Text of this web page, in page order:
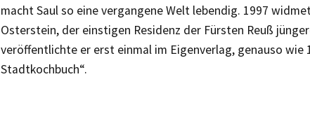
macht Saul so eine vergangene Welt lebendig. 1997
Osterstein, der einstigen Residenz der Fürsten Reuß
veröffentlichte er erst einmal im Eigenverlag, genauso wie
Stadtkochbuch“.